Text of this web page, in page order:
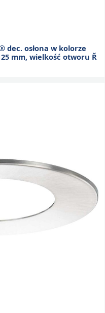
dec. osłona w kolorze
mm, wielkość otworu Ř